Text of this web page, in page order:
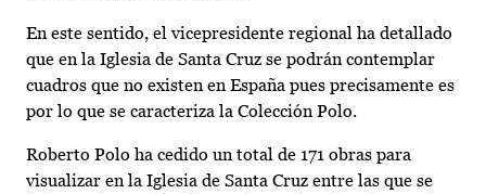
En este sentido, el vicepresidente regional ha detallado
que en la Iglesia de Santa Cruz se podrán contemplar
cuadros que no existen en España pues precisamente es
por lo que se caracteriza la Colección Polo.
Roberto Polo ha cedido un total de 171 obras para
visualizar en la Iglesia de Santa Cruz entre las que se